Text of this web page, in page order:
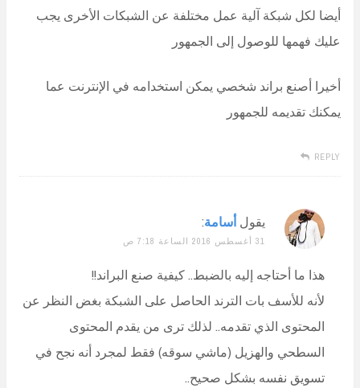
أيضا لكل شبكة آلية عمل مختلفة عن الشبكات الأخرى يجب
عليك فهمها للوصول إلى الجمهور
أخيرا أصنع براند شخصي يمكن استخدامه في الإنترنت عما
يمكنك تقديمه للجمهور
REPLY
يقول أسامة:
31 أغسطس 2016 الساعة 7:18 ص
هذا ما أحتاجه إليه بالضبط.. كيفية صنع البراند!!
لأنه للأسف بات الترند الحاصل على الشبكة بغض النظر عن
المحتوى الذي تقدمه.. لذلك ترى من يقدم المحتوى
السطحي والهزيل (ماشي سوقه) فقط لمجرد أنه نجح في
تسويق نفسه بشكل صحيح..